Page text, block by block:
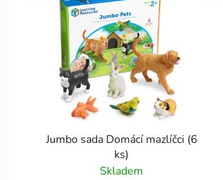
Jumbo sada Domácí mazlíčci (6
ks)
Skladem